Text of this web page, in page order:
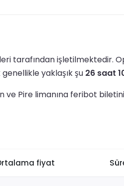
tarafından işletilmektedir.
yaklaşık şu 26 saat
Pire limanına feribot
fiyat